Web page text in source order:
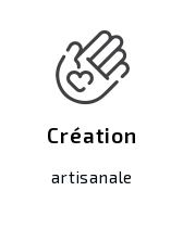
Création
artisanale